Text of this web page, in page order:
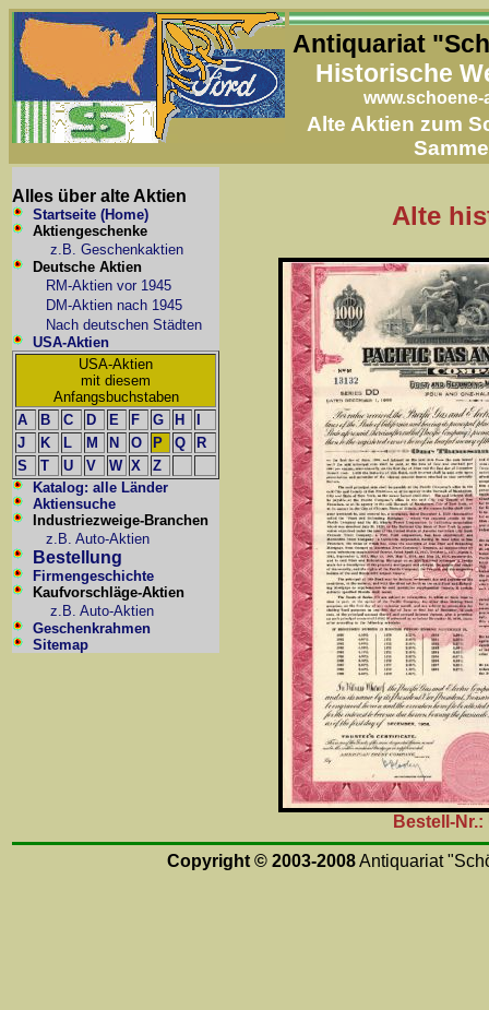
Antiquariat
Historische
www.schoene-
Alte Aktien zum
Alles über alte Aktien
Startseite (Home)
Aktiengeschenke
z.B. Geschenkaktien
Deutsche Aktien
RM-Aktien vor 1945
DM-Aktien nach 1945
Nach deutschen Städten
USA-Aktien
USA-Aktien
mit diesem
Anfangsbuchstaben
A
B C D E F G H
J
K L M N O P Q
R
S
T U V W X
Z
Katalog: alle Länder
Aktiensuche
Industriezweige-Branchen
z.B. Auto-Aktien
Bestellung
Firmengeschichte
Kaufvorschläge-Aktien
z.B. Auto-Aktien
Geschenkrahmen
Sitemap
Alte
Bestell-Nr.:
Copyright © 2003-2008Antiquariat